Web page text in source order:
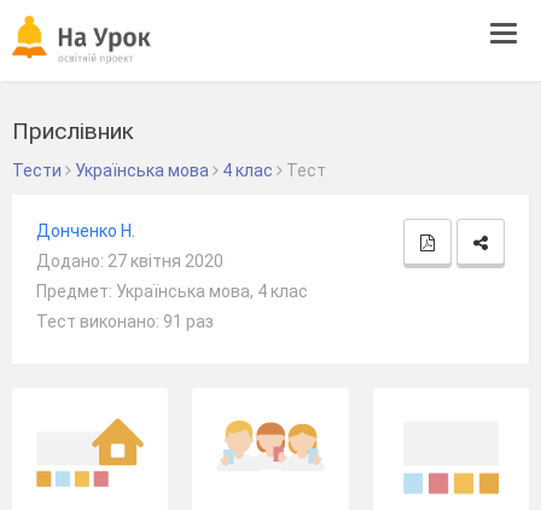
Прислівник
Тести Українська мова 4 клас Тест
Донченко Н.
Додано: 27 квітня 2020
Предмет: Українська мова, 4 клас
Тест виконано: 91 раз